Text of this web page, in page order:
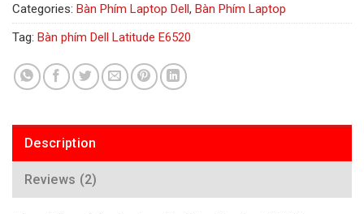
Categories: Bàn Phím Laptop Dell, Bàn Phím Laptop
Tag: Bàn phím Dell Latitude E6520
Description
Reviews (2)